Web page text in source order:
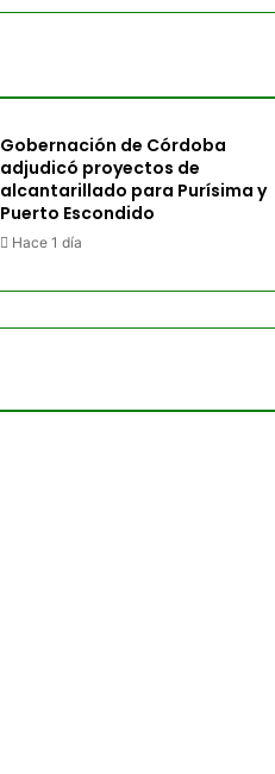
Gobernación de Córdoba
adjudicó proyectos de
alcantarillado para Purísima y
Puerto Escondido
Hace 1 día